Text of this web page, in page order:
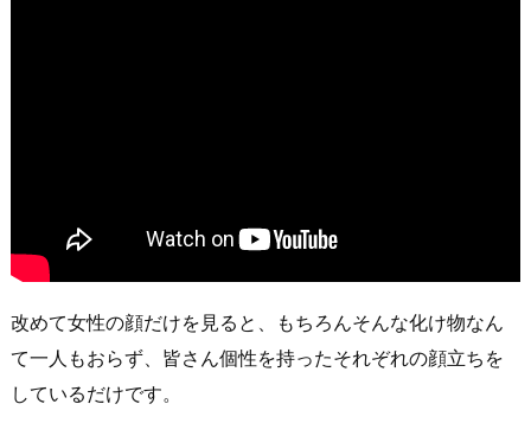
改めて女性の顔だけを見ると、もちろんそんな化け物なん
て一人もおらず、皆さん個性を持ったそれぞれの顔立ちを
しているだけです。